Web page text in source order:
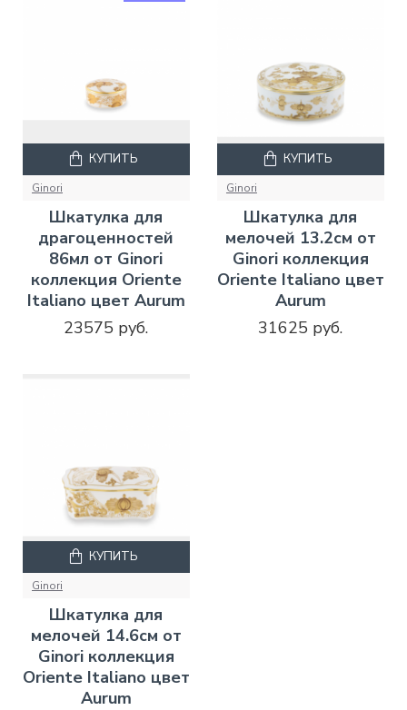
Ginori
Шкатулка для
драгоценностей
86мл от Ginori
коллекция Oriente
Italiano цвет Aurum
23575 руб.
КУПИТЬ
Ginori
Шкатулка для
мелочей 13.2см от
Ginori коллекция
Oriente Italiano цвет
Aurum
31625 руб.
КУПИТЬ
Ginori
Шкатулка для
мелочей 14.6см от
Ginori коллекция
Oriente Italiano цвет
Aurum
КУПИТЬ